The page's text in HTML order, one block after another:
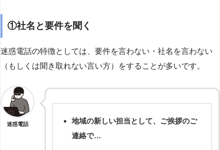
①社名と要件を聞く
迷惑電話の特徴としては、要件を言わない・社名を言わない
（もしくは聞き取れない言い方）をすることが多いです。
迷惑電話
地域の新しい担当として、ご挨拶のご
連絡で…